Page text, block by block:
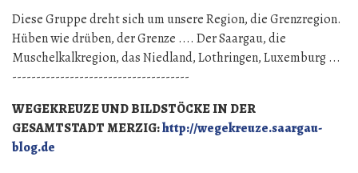
Diese Gruppe dreht sich um unsere Region, die Grenzregion.
Hüben wie drüben, der Grenze .... Der Saargau, die
Muschelkalkregion, das Niedland, Lothringen, Luxemburg ...
-------------------------------------
WEGEKREUZE UND BILDSTÖCKE IN DER
GESAMTSTADT MERZIG:http://wegekreuze.saargau-
blog.de